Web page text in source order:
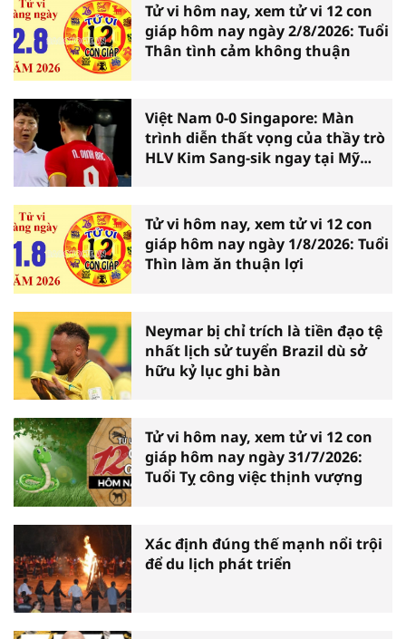
Tử vi hôm nay, xem tử vi 12 con
giáp hôm nay ngày 2/8/2026: Tuổi
Thân tình cảm không thuận
Việt Nam 0-0 Singapore: Màn
trình diễn thất vọng của thầy trò
HLV Kim Sang-sik ngay tại Mỹ
Tử vi hôm nay, xem tử vi 12 con
giáp hôm nay ngày 1/8/2026: Tuổi
Thìn làm ăn thuận lợi
Neymar bị chỉ trích là tiền đạo tệ
nhất lịch sử tuyển Brazil dù sở
hữu kỷ lục ghi bàn
Tử vi hôm nay, xem tử vi 12 con
giáp hôm nay ngày 31/7/2026:
Tuổi Tỵ công việc thịnh vượng
Xác định đúng thế mạnh nổi trội
để du lịch phát triển